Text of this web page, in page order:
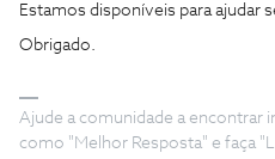
Estamos disponíveis para ajudar
Obrigado.
Ajude a comunidade a encontrar
como "Melhor Resposta" e faça